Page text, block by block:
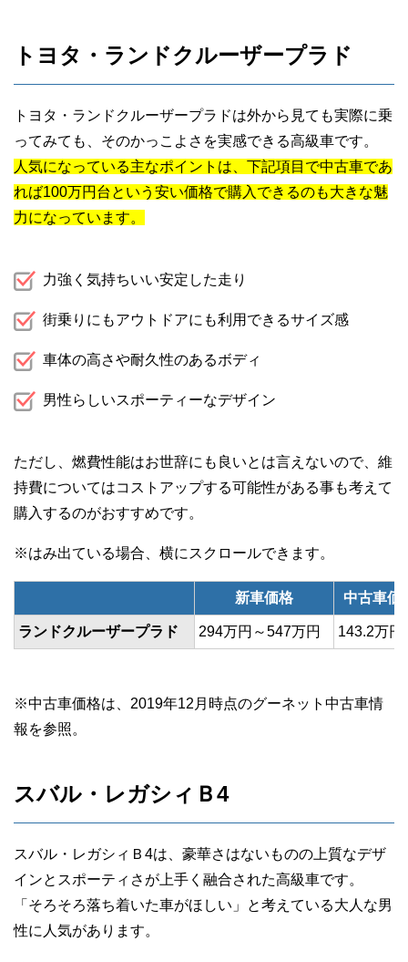
トヨタ・ランドクルーザープラド
トヨタ・ランドクルーザープラドは外から見ても実際に乗
ってみても、そのかっこよさを実感できる高級車です。
人気になっている主なポイントは、下記項目で中古車であ
れば100万円台という安い価格で購入できるのも大きな魅
力になっています。
力強く気持ちいい安定した走り
街乗りにもアウトドアにも利用できるサイズ感
車体の高さや耐久性のあるボディ
男性らしいスポーティーなデザイン
ただし、燃費性能はお世辞にも良いとは言えないので、維
持費についてはコストアップする可能性がある事も考えて
購入するのがおすすめです。
新車価格 中古車価
ランドクルーザープラド 294万円～547万円 143.2万円
※中古車価格は、2019年12月時点のグーネット中古車情
報を参照。
スバル・レガシィＢ4
スバル・レガシィＢ4は、豪華さはないものの上質なデザ
インとスポーティさが上手く融合された高級車です。
「そろそろ落ち着いた車がほしい」と考えている大人な男
性に人気があります。